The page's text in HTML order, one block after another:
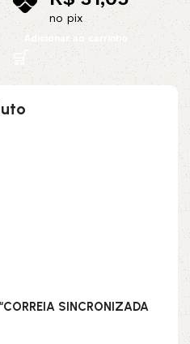
no pix
Adicionar ao carrinho
SINCRONIZADA